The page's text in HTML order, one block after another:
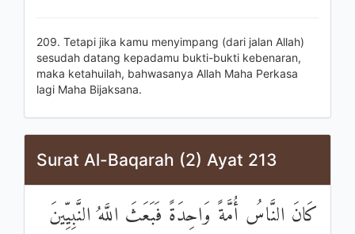
209. Tetapi jika kamu menyimpang (dari jalan Allah)
sesudah datang kepadamu bukti-bukti kebenaran,
maka ketahuilah, bahwasanya Allah Maha Perkasa
lagi Maha Bijaksana.
Surat Al-Baqarah (2) Ayat 213
كَانَ النَّاسُ أُمَّةً وَاحِدَةً فَبَعَثَ اللَّهُ النَّبِيِّينَ